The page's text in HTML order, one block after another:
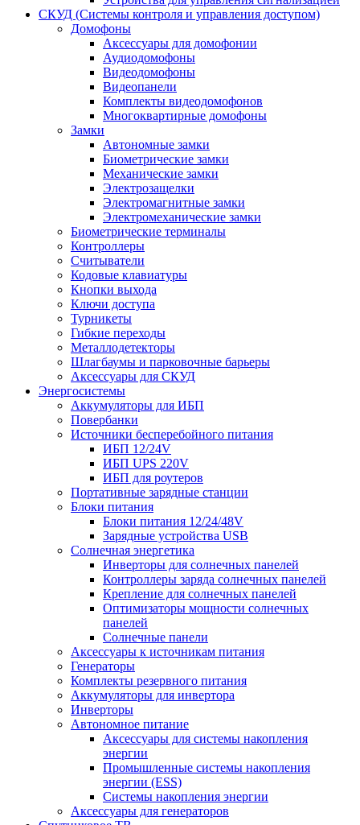
СКУД (Системы контроля и управления доступом)
Домофоны
Аксессуары для домофонии
Аудиодомофоны
Видеодомофоны
Видеопанели
Комплекты видеодомофонов
Многоквартирные домофоны
Замки
Автономные замки
Биометрические замки
Механические замки
Электрозащелки
Электромагнитные замки
Электромеханические замки
Биометрические терминалы
Контроллеры
Считыватели
Кодовые клавиатуры
Кнопки выхода
Ключи доступа
Турникеты
Гибкие переходы
Металлодетекторы
Шлагбаумы и парковочные барьеры
Аксессуары для СКУД
Энергосистемы
Аккумуляторы для ИБП
Повербанки
Источники бесперебойного питания
ИБП 12/24V
ИБП UPS 220V
ИБП для роутеров
Портативные зарядные станции
Блоки питания
Блоки питания 12/24/48V
Зарядные устройства USB
Солнечная энергетика
Инверторы для солнечных панелей
Контроллеры заряда солнечных панелей
Крепление для солнечных панелей
Оптимизаторы мощности солнечных
панелей
Солнечные панели
Аксессуары к источникам питания
Генераторы
Комплекты резервного питания
Аккумуляторы для инвертора
Инверторы
Автономное питание
Аксессуары для системы накопления
энергии
Промышленные системы накопления
энергии (ESS)
Системы накопления энергии
Аксессуары для генераторов